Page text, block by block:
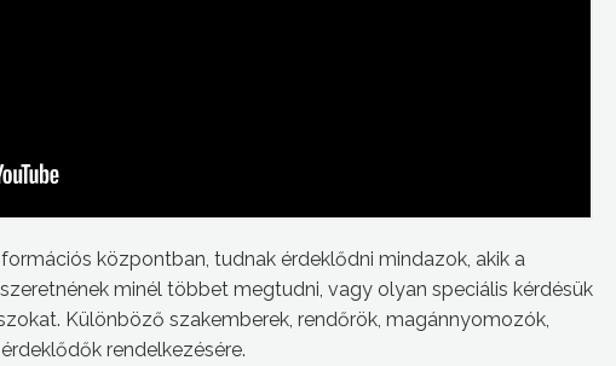
központban, tudnak érdeklődni mindazok, akik a
minél többet megtudni, vagy olyan speciális kérdésük
Különböző szakemberek, rendőrök, magánnyomozók,
rendelkezésére.